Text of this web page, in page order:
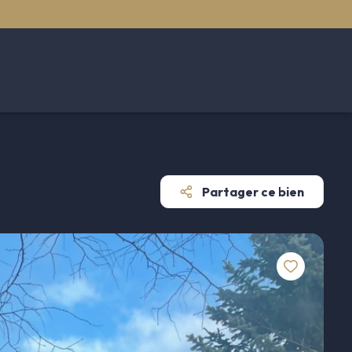
Partager ce bien